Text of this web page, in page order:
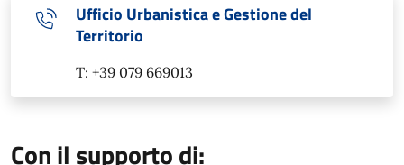
Ufficio Urbanistica e Gestione del
Territorio
T: +39 079 669013
Con il supporto di: